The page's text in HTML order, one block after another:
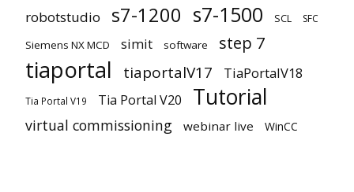
robotstudio s7-1200 s7-1500 SCL SFC
Siemens NX MCD simit software step 7
tiaportal tiaportalV17 TiaPortalV18
Tia Portal V19 Tia Portal V20 Tutorial
virtual commissioning webinar live WinCC